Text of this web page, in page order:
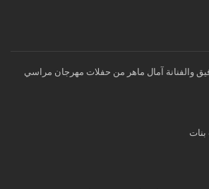
والفنانة آمال ماهر من حفلات مهرجان مراسي
بنات